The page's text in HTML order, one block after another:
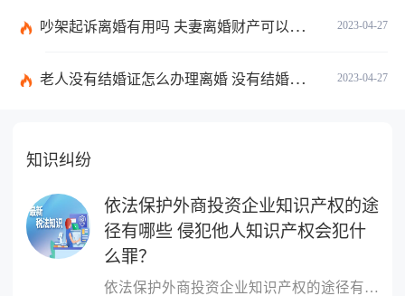
2023-04-27
吵架起诉离婚有用吗 夫妻离婚财产可以不分割吗？
2023-04-27
老人没有结婚证怎么办理离婚 没有结婚证分开孩子如何上户口？
知识纠纷
依法保护外商投资企业知识产权的途
径有哪些 侵犯他人知识产权会犯什
么罪？
依法保护外商投资企业知识产权的途径有哪些?依法保护外商投资企业知...